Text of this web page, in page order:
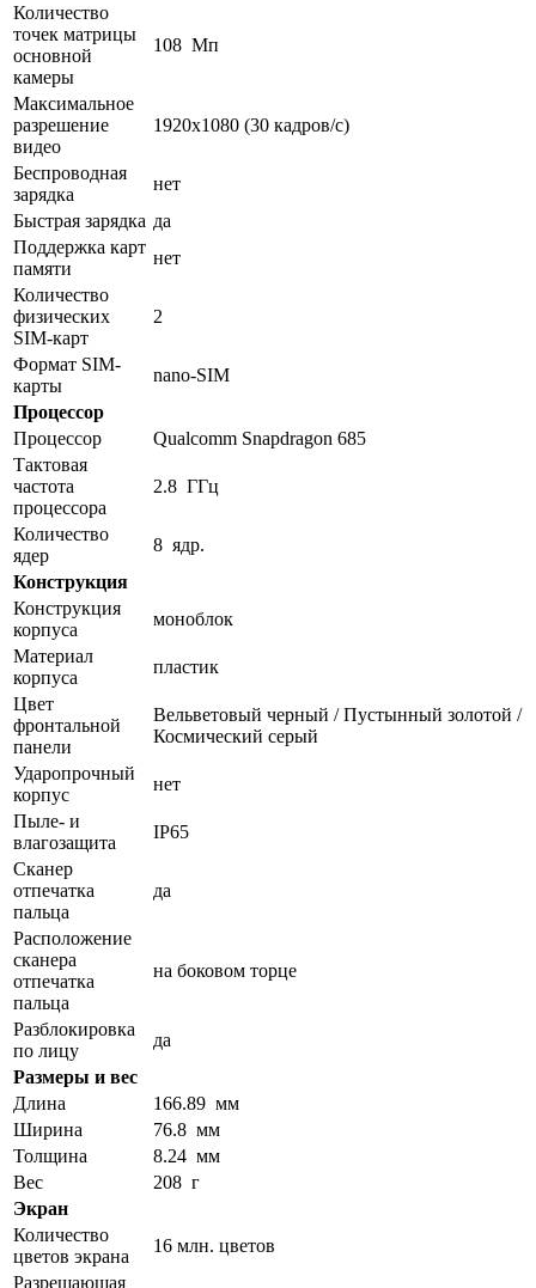
Количество
точек матрицы
основной
камеры
108 Мп
Максимальное
разрешение
видео
1920x1080 (30 кадров/с)
Беспроводная
зарядка
нет
Быстрая зарядка да
Поддержка карт
памяти
нет
Количество
физических
SIM-карт
2
Формат SIM-
карты
nano-SIM
Процессор
Процессор
Qualcomm Snapdragon 685
Тактовая
частота
процессора
2.8 ГГц
Количество
ядер
8 ядр.
Конструкция
Конструкция
корпуса
моноблок
Материал
корпуса
пластик
Цвет
фронтальной
панели
Вельветовый черный / Пустынный золотой /
Космический серый
Ударопрочный
корпус
нет
Пыле- и
влагозащита
IP65
Сканер
отпечатка
пальца
да
Расположение
сканера
отпечатка
пальца
на боковом торце
Разблокировка
по лицу
да
Размеры и вес
Длина
166.89 мм
Ширина
76.8 мм
Толщина
8.24 мм
Вес
208 г
Экран
Количество
цветов экрана
16 млн. цветов
Разрешающая